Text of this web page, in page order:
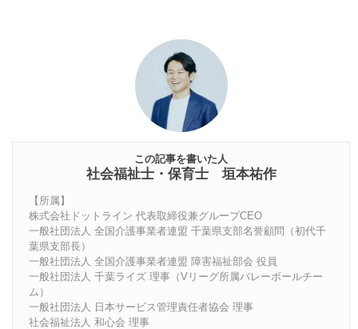
この記事を書いた人
社会福祉士・保育士 垣本祐作
【所属】
株式会社ドットライン 代表取締役兼グループCEO
一般社団法人 全国介護事業者連盟 千葉県支部名誉顧問（初代千
葉県支部長）
一般社団法人 全国介護事業者連盟 障害福祉部会 役員
一般社団法人 千葉ライズ 理事（Vリーグ所属バレーボールチー
ム）
一般社団法人 日本サービス管理責任者協会 理事
社会福祉法人 和心会 理事